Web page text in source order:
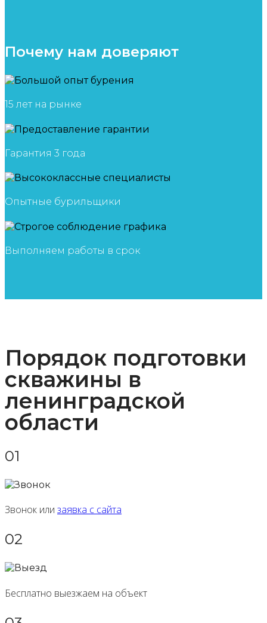
Почему нам доверяют
15 лет на рынке
Гарантия 3 года
Опытные бурильщики
Выполняем работы в срок
Порядок подготовки
скважины в
ленинградской
области
01
Звонок или заявка с сайта
02
Бесплатно выезжаем на объект